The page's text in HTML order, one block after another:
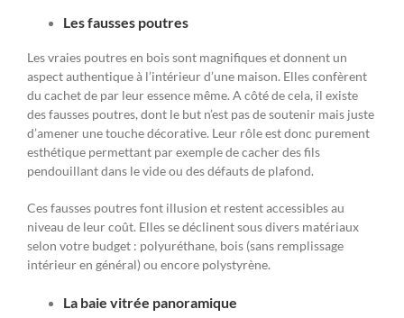
Les fausses poutres
Les vraies poutres en bois sont magnifiques et donnent un
aspect authentique à l’intérieur d’une maison. Elles confèrent
du cachet de par leur essence même. A côté de cela, il existe
des fausses poutres, dont le but n’est pas de soutenir mais juste
d’amener une touche décorative. Leur rôle est donc purement
esthétique permettant par exemple de cacher des fils
pendouillant dans le vide ou des défauts de plafond.
Ces fausses poutres font illusion et restent accessibles au
niveau de leur coût. Elles se déclinent sous divers matériaux
selon votre budget : polyuréthane, bois (sans remplissage
intérieur en général) ou encore polystyrène.
La baie vitrée panoramique